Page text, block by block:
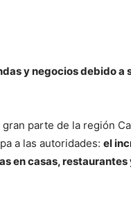
y negocios debido a
parte de la región
a las autoridades: el
en casas, restaurantes